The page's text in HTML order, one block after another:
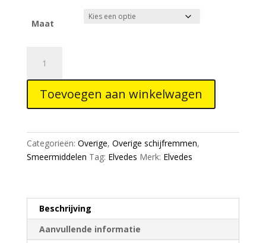
tot
€15,85
Maat
mineraalolie
rood
mineraalsysteem
aantal
Toevoegen aan winkelwagen
Categorieën: Overige, Overige schijfremmen,
Smeermiddelen Tag: Elvedes Merk: Elvedes
Beschrijving
Aanvullende informatie